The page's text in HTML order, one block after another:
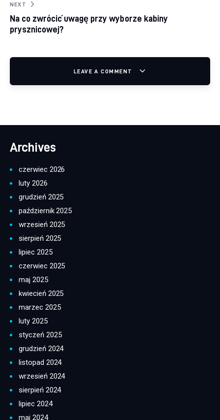
NEXT
Na co zwrócić uwagę przy wyborze kabiny
prysznicowej?
LEAVE A COMMENT
Archives
czerwiec 2026
luty 2026
grudzień 2025
październik 2025
wrzesień 2025
sierpień 2025
lipiec 2025
czerwiec 2025
maj 2025
kwiecień 2025
marzec 2025
luty 2025
styczeń 2025
grudzień 2024
listopad 2024
wrzesień 2024
sierpień 2024
lipiec 2024
maj 2024